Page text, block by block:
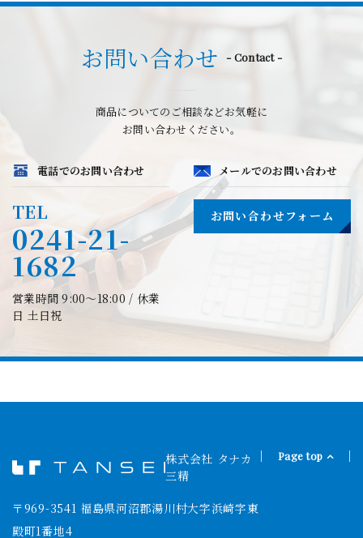
お問い合わせ - Contact -
商品についてのご相談などお気軽に
お問い合わせください。
電話でのお問い合わせ
TEL
0241-21-
1682
営業時間 9:00〜18:00 / 休業
日 土日祝
メールでのお問い合わせ
お問い合わせフォーム
タナカ
株式会社 タナカ
三精
〒969-3541 福島県河沼郡湯川村大字浜崎字東
殿町1番地4
Page top